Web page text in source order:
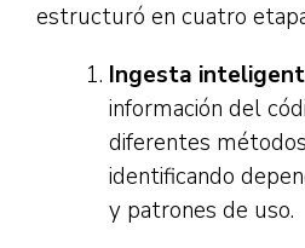
estructuró en cuatro
Ingesta
información del
diferentes
identificando
y patrones de uso.